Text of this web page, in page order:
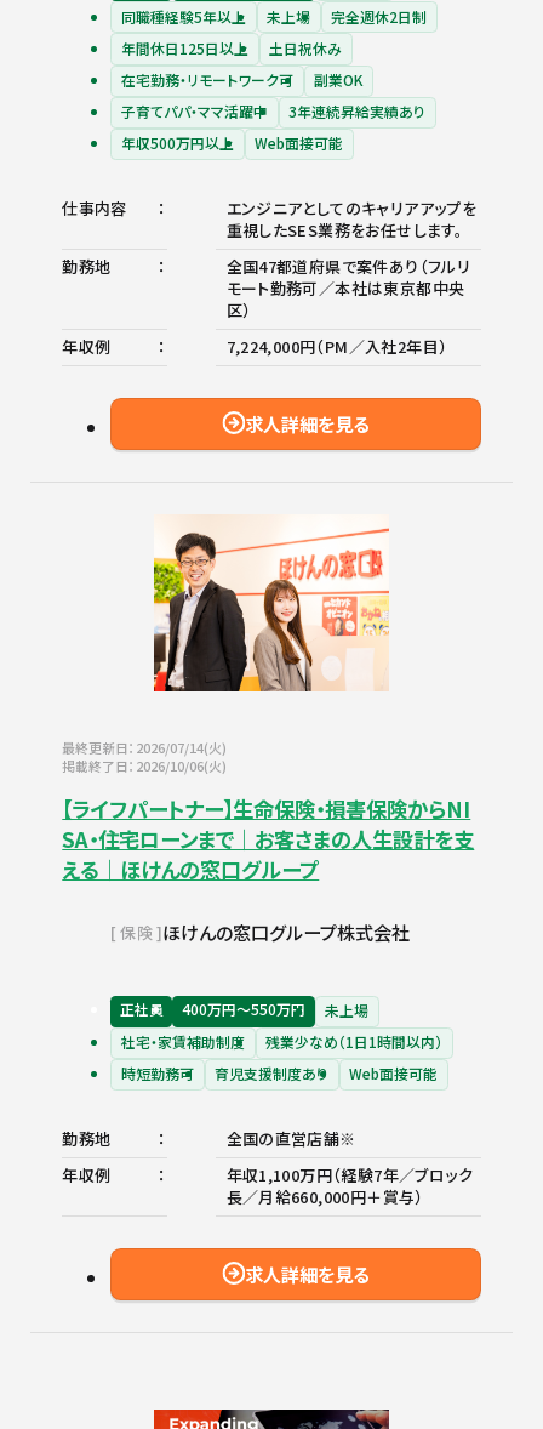
同職種経験5年以上 未上場
完全週休2日制
年間休日125日以上
土日祝休み
在宅勤務・リモートワーク可
副業OK
子育てパパ・ママ活躍中
3年連続昇給実績あり
年収500万円以上
Web面接可能
仕事内容
エンジニアとしてのキャリアアップを
重視したSES業務をお任せします。
勤務地
全国47都道府県で案件あり（フルリ
モート勤務可／本社は東京都中央
区）
年収例
7,224,000円（PM／入社2年目）
求人詳細を見る
最終更新日：2026/07/14(火)
掲載終了日：2026/10/06(火)
【ライフパートナー】生命保険・損害保険からNI
SA・住宅ローンまで｜お客さまの人生設計を支
える｜ほけんの窓口グループ
保険 ほけんの窓口グループ株式会社
正社員 400万円〜550万円
未上場
社宅・家賃補助制度
残業少なめ（1日1時間以内）
時短勤務可
育児支援制度あり Web面接可能
勤務地
全国の直営店舗※
年収例
年収1,100万円（経験7年／ブロック
長／月給660,000円＋賞与）
求人詳細を見る